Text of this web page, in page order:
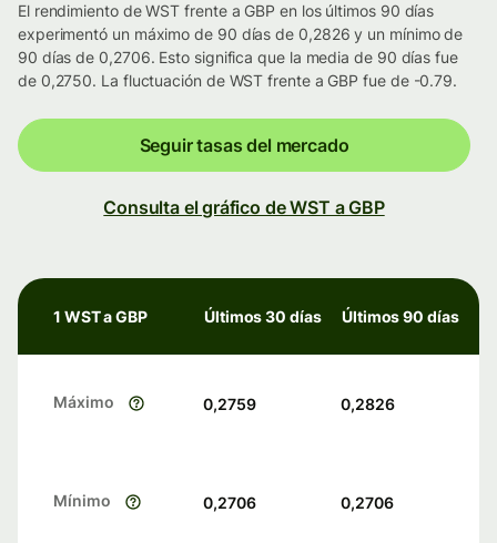
El rendimiento de WST frente a GBP en los últimos 90 días
experimentó un máximo de 90 días de 0,2826 y un mínimo de
90 días de 0,2706. Esto significa que la media de 90 días fue
de 0,2750. La fluctuación de WST frente a GBP fue de -0.79.
Seguir tasas del mercado
Consulta el gráfico de WST a GBP
1 WST a GBP Últimos 30 días Últimos 90 días
Máximo 0,2759 0,2826
Mínimo 0,2706 0,2706